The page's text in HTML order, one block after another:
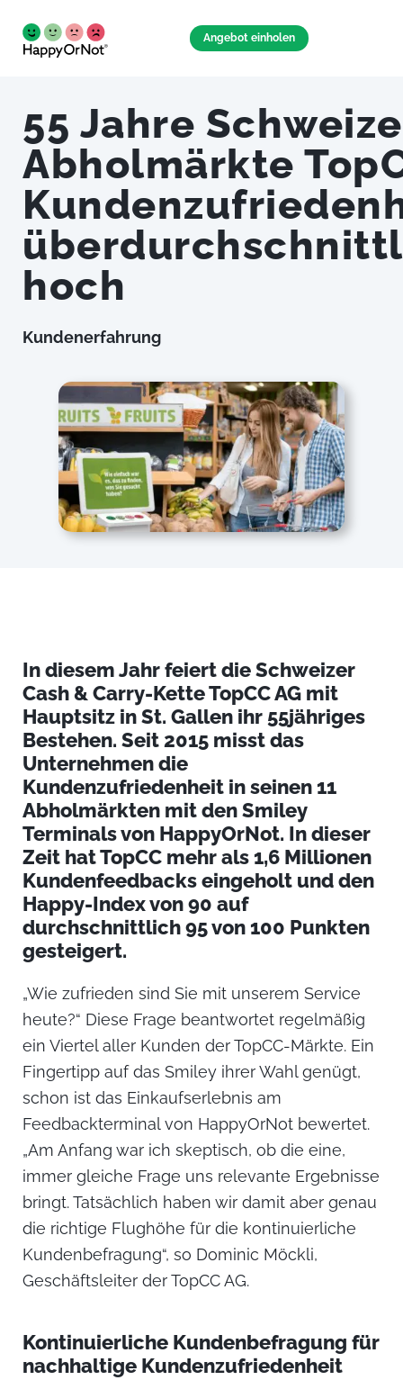
Angebot einholen
55 Jahre
Abholmärkte
hoch
Kundenerfahrung
In diesem Jahr feiert die Schweizer
Cash & Carry-Kette TopCC AG mit
Hauptsitz in St. Gallen ihr 55jähriges
Bestehen. Seit 2015 misst das
Unternehmen die
Kundenzufriedenheit in seinen 11
Abholmärkten mit den Smiley
Terminals von HappyOrNot. In dieser
Zeit hat TopCC mehr als 1,6 Millionen
Kundenfeedbacks eingeholt und den
Happy-Index von 90 auf
durchschnittlich 95 von 100 Punkten
gesteigert.
„Wie zufrieden sind Sie mit unserem Service
heute?“ Diese Frage beantwortet regelmäßig
ein Viertel aller Kunden der TopCC-Märkte. Ein
Fingertipp auf das Smiley ihrer Wahl genügt,
schon ist das Einkaufserlebnis am
Feedbackterminal von HappyOrNot bewertet.
„Am Anfang war ich skeptisch, ob die eine,
immer gleiche Frage uns relevante Ergebnisse
bringt. Tatsächlich haben wir damit aber genau
die richtige Flughöhe für die kontinuierliche
Kundenbefragung“, so Dominic Möckli,
Geschäftsleiter der TopCC AG.
Kontinuierliche Kundenbefragung für
nachhaltige Kundenzufriedenheit